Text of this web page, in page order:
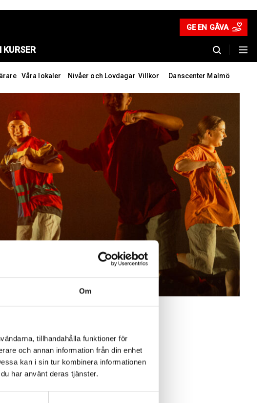
Om
tillhandahålla funktioner för
och annan information från din enhet
kan i sin tur kombinera informationen
har använt deras tjänster.
GE EN GÅVA
KURSER
Våra lokaler Nivåer och Lovdagar Villkor Danscenter Malmö